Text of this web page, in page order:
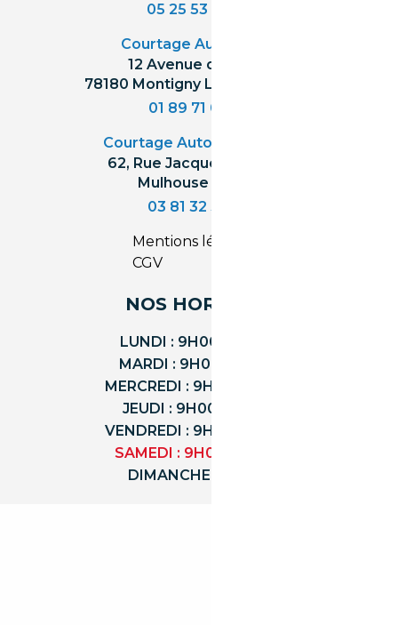
05 25 53 07 73
Courtage Auto Paris
12 Avenue des Prés
78180 Montigny Le Bretonneux
01 89 71 00 37
Courtage Auto Mulhouse
62, Rue Jacques Mugnier
Mulhouse 68200
03 81 32 32 30
Mentions légales
CGV
NOS HORAIRES
LUNDI : 9H00 - 18H00
MARDI : 9H00 - 18H00
MERCREDI : 9H00 - 18H00
JEUDI : 9H00 - 18H00
VENDREDI : 9H00 - 18H00
SAMEDI : 9H00 - 12H00
DIMANCHE : FERMÉ